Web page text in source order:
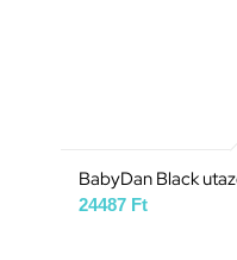
BabyDan Black
24487 Ft